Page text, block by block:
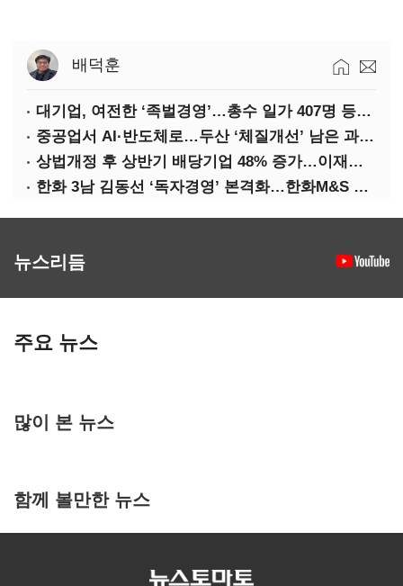
배덕훈
대기업, 여전한 ‘족벌경영’…총수 일가 407명 등기임원
중공업서 AI·반도체로…두산 ‘체질개선’ 남은 과제는
상법개정 후 상반기 배당기업 48% 증가…이재용 배당액 728억 1위
한화 3남 김동선 ‘독자경영’ 본격화…한화M&S 공식 출범
뉴스리듬
주요 뉴스
많이 본 뉴스
함께 볼만한 뉴스